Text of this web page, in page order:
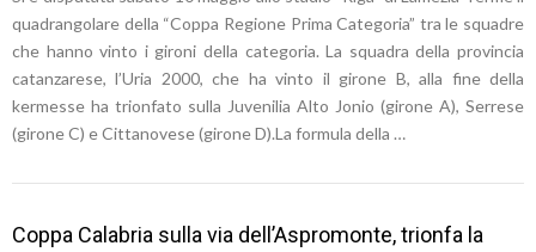
quadrangolare della “Coppa Regione Prima Categoria” tra le squadre
che hanno vinto i gironi della categoria. La squadra della provincia
catanzarese, l’Uria 2000, che ha vinto il girone B, alla fine della
kermesse ha trionfato sulla Juvenilia Alto Jonio (girone A), Serrese
(girone C) e Cittanovese (girone D).La formula della …
Coppa Calabria sulla via dell’Aspromonte, trionfa la